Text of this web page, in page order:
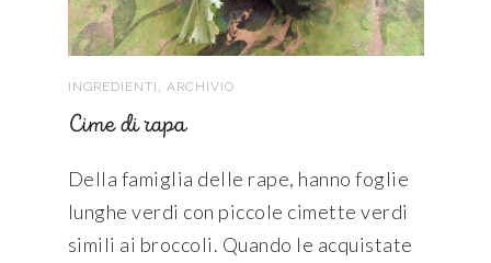
INGREDIENTI ARCHIVIO
Cime di rapa
Della famiglia delle rape, hanno foglie
lunghe verdi con piccole cimette verdi
simili ai broccoli. Quando le acquistate